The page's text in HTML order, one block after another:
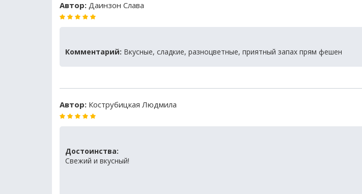
Автор: Даинзон Слава
Комментарий: Вкусные, сладкие, разноцветные, приятный запах прям фешен
Автор: Кострубицкая Людмила
Достоинства:
Свежий и вкусный!